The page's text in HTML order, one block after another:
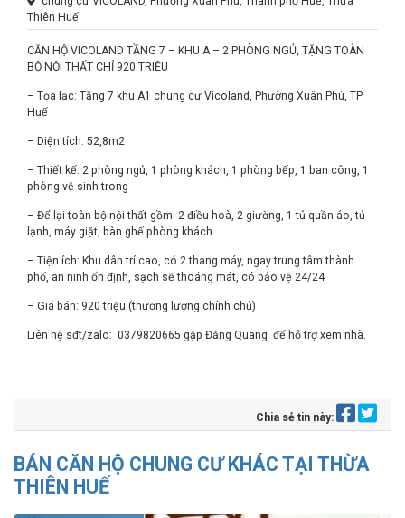
Thiên Huế
CĂN HỘ VICOLAND TẦNG 7 – KHU A – 2 PHÒNG NGỦ, TẶNG TOÀN
BỘ NỘI THẤT CHỈ 920 TRIỆU
– Tọa lạc: Tầng 7 khu A1 chung cư Vicoland, Phường Xuân Phú, TP
Huế
– Diện tích: 52,8m2
– Thiết kế: 2 phòng ngủ, 1 phòng khách, 1 phòng bếp, 1 ban công, 1
phòng vệ sinh trong
– Để lại toàn bộ nội thất gồm: 2 điều hoà, 2 giường, 1 tủ quần áo, tủ
lạnh, máy giặt, bàn ghế phòng khách
– Tiện ích: Khu dân trí cao, có 2 thang máy, ngay trung tâm thành
phố, an ninh ổn định, sạch sẽ thoáng mát, có bảo vệ 24/24
– Giá bán: 920 triệu (thương lượng chính chủ)
Liên hệ sđt/zalo: 0379820665 gặp Đăng Quang để hỗ trợ xem nhà.
Chia sẻ tin này:
BÁN CĂN HỘ CHUNG CƯ KHÁC TẠI THỪA
THIÊN HUẾ